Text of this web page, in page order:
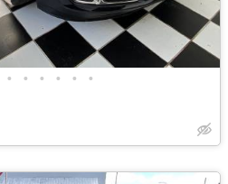
• • • • • •